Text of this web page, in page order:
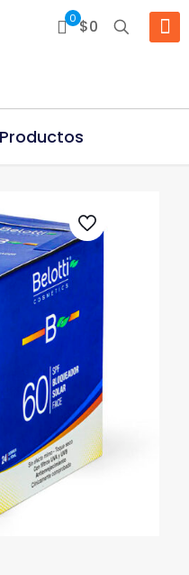
0 $0